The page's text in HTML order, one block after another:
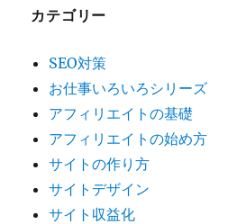
カテゴリー
SEO対策
お仕事いろいろシリーズ
アフィリエイトの基礎
アフィリエイトの始め方
サイトの作り方
サイトデザイン
サイト収益化